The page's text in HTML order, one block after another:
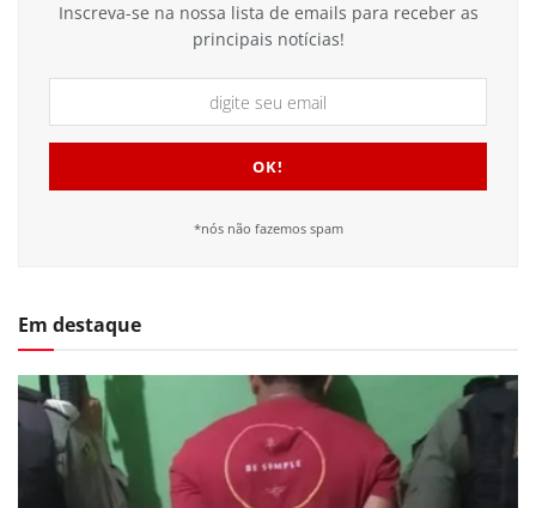
Inscreva-se na nossa lista de emails para receber as
principais notícias!
*nós não fazemos spam
Em destaque